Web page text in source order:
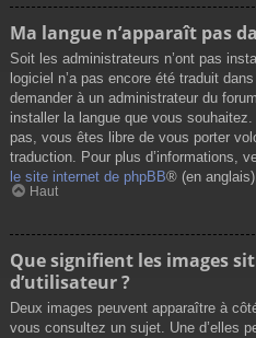
Ma langue n’apparaît pas
Soit les administrateurs n’ont pas
logiciel n’a pas encore été traduit
demander à un administrateur du
installer la langue que vous
pas, vous êtes libre de vous porter
traduction. Pour plus d’informations,
le site internet de phpBB® (en anglais).
Haut
Que signifient les images
d’utilisateur ?
Deux images peuvent apparaître à
vous consultez un sujet. Une d’elles